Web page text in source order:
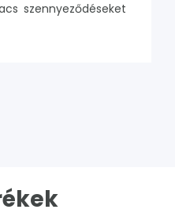
szennyeződéseket